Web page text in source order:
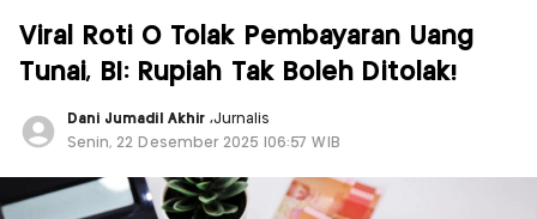
Viral Roti O Tolak Pembayaran Uang
Tunai, BI: Rupiah Tak Boleh Ditolak!
Dani Jumadil Akhir ,Jurnalis
Senin, 22 Desember 2025 |06:57 WIB